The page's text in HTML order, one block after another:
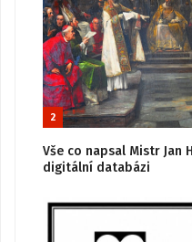
2
Vše co napsal Mistr Jan
digitální databázi